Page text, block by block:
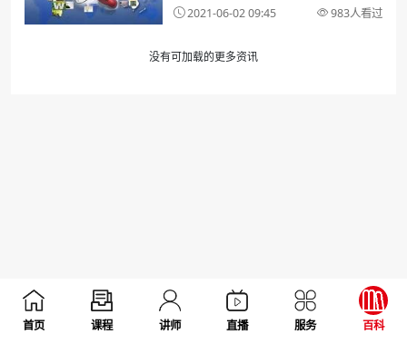
友比较多，但是呢大多都是三分钟热情，
而奔向自己的下一个目标，这时候你其实
2021-06-02 09:45 983人看过
没有可加载的更多资讯
首页 课程 讲师 直播 服务 百科